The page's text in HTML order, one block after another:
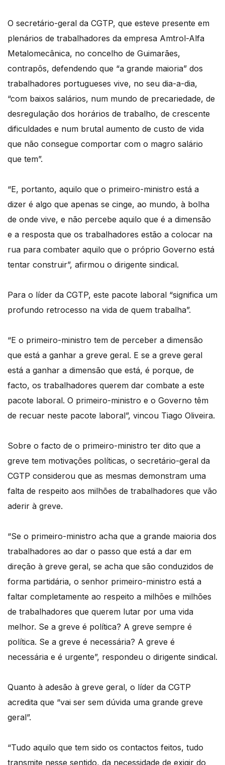
O secretário-geral da CGTP, que esteve presente em
plenários de trabalhadores da empresa Amtrol-Alfa
Metalomecânica, no concelho de Guimarães,
contrapôs, defendendo que “a grande maioria” dos
trabalhadores portugueses vive, no seu dia-a-dia,
“com baixos salários, num mundo de precariedade, de
desregulação dos horários de trabalho, de crescente
dificuldades e num brutal aumento de custo de vida
que não consegue comportar com o magro salário
que tem”.
“E, portanto, aquilo que o primeiro-ministro está a
dizer é algo que apenas se cinge, ao mundo, à bolha
de onde vive, e não percebe aquilo que é a dimensão
e a resposta que os trabalhadores estão a colocar na
rua para combater aquilo que o próprio Governo está
tentar construir”, afirmou o dirigente sindical.
Para o líder da CGTP, este pacote laboral “significa um
profundo retrocesso na vida de quem trabalha”.
“E o primeiro-ministro tem de perceber a dimensão
que está a ganhar a greve geral. E se a greve geral
está a ganhar a dimensão que está, é porque, de
facto, os trabalhadores querem dar combate a este
pacote laboral. O primeiro-ministro e o Governo têm
de recuar neste pacote laboral”, vincou Tiago Oliveira.
Sobre o facto de o primeiro-ministro ter dito que a
greve tem motivações políticas, o secretário-geral da
CGTP considerou que as mesmas demonstram uma
falta de respeito aos milhões de trabalhadores que vão
aderir à greve.
“Se o primeiro-ministro acha que a grande maioria dos
trabalhadores ao dar o passo que está a dar em
direção à greve geral, se acha que são conduzidos de
forma partidária, o senhor primeiro-ministro está a
faltar completamente ao respeito a milhões e milhões
de trabalhadores que querem lutar por uma vida
melhor. Se a greve é política? A greve sempre é
política. Se a greve é necessária? A greve é
necessária e é urgente”, respondeu o dirigente sindical.
Quanto à adesão à greve geral, o líder da CGTP
acredita que “vai ser sem dúvida uma grande greve
geral”.
“Tudo aquilo que tem sido os contactos feitos, tudo
transmite nesse sentido, da necessidade de exigir do